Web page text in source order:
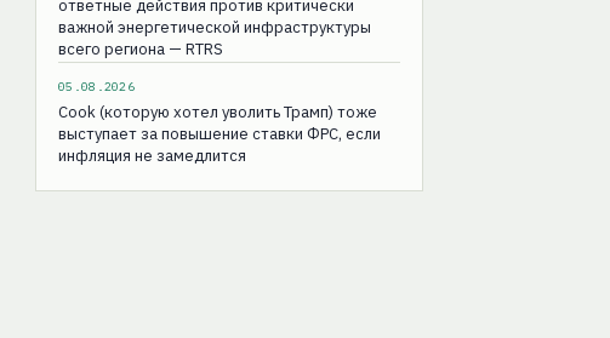
ответные действия против критически
важной энергетической инфраструктуры
всего региона — RTRS
05.08.2026
Cook (которую хотел уволить Трамп) тоже
выступает за повышение ставки ФРС, если
инфляция не замедлится